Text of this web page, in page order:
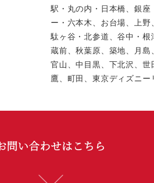
駅・丸の内・日本橋、銀座
ー・六本木、お台場、上野
駄ヶ谷・北参道、谷中・根
蔵前、秋葉原、築地、月島
官山、中目黒、下北沢、世
鷹、町田、東京ディズニー